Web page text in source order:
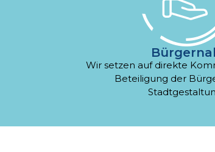
Wir setzen auf direkte
Beteiligung der